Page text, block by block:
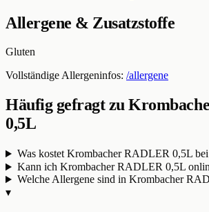
Allergene & Zusatzstoffe
Gluten
Vollständige Allergeninfos: /allergene
Häufig gefragt zu
0,5L
Was kostet Krombacher RADLER 0,5L
Kann ich Krombacher RADLER 0,5L
Welche Allergene sind in Krombacher
▾